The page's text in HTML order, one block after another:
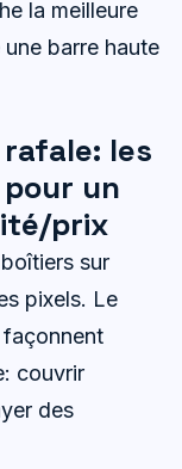
la meilleure
barre haute
les
un
prix
sur
pixels. Le
façonnent
couvrir
des